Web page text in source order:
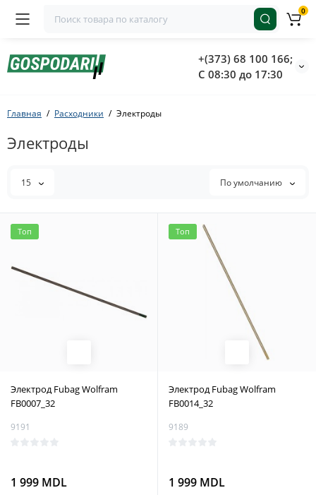
+(373) 68 100 166;
С 08:30 до 17:30
0
Главная Расходники Электроды
Электроды
15 По умолчанию
Топ
Электрод Fubag Wolfram
FB0007_32
9191
1 999 MDL
Топ
Электрод Fubag Wolfram
FB0014_32
9189
1 999 MDL